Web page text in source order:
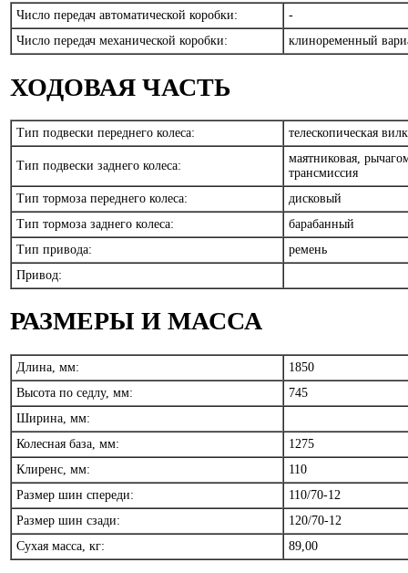
Число передач автоматической коробки:
-
Число передач механической коробки:
клиноременный
ХОДОВАЯ ЧАСТЬ
Тип подвески переднего колеса: телескопическая
Тип подвески заднего колеса:
маятниковая,
трансмиссия
Тип тормоза переднего колеса:
дисковый
Тип тормоза заднего колеса:
барабанный
Тип привода:
ремень
Привод:
РАЗМЕРЫ И МАССА
Длина, мм:
1850
Высота по седлу, мм:
745
Ширина, мм:
Колесная база, мм:
1275
Клиренс, мм:
110
Размер шин спереди:
110/70-12
Размер шин сзади:
120/70-12
Сухая масса, кг:
89,00